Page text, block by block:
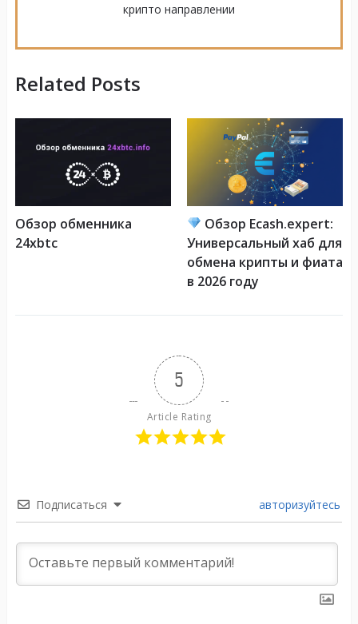
крипто направлении
Related Posts
Обзор обменника
24xbtc
Обзор Ecash.expert:
Универсальный хаб для
обмена крипты и фиата
в 2026 году
5
Article Rating
Подписаться авторизуйтесь